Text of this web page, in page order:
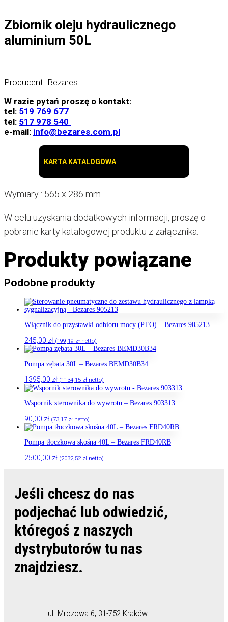
Zbiornik oleju hydraulicznego
aluminium 50L
Producent: Bezares
W razie pytań proszę o kontakt:
tel: 519 769 677
tel: 517 978 540
e-mail: info@bezares.com.pl
KARTA KATALOGOWA
Wymiary : 565 x 286 mm
W celu uzyskania dodatkowych informacji, proszę o
pobranie karty katalogowej produktu z załącznika.
Produkty powiązane
Podobne produkty
Włącznik do przystawki odbioru mocy (PTO) – Bezares 905213
245,00 zł (199,19 zł netto)
Pompa zębata 30L – Bezares BEMD30B34
1395,00 zł (1134,15 zł netto)
Wspornik sterownika do wywrotu – Bezares 903313
90,00 zł (73,17 zł netto)
Pompa tłoczkowa skośna 40L – Bezares FRD40RB
2500,00 zł (2032,52 zł netto)
Jeśli chcesz do nas
podjechać lub odwiedzić,
któregoś z naszych
dystrybutorów tu nas
znajdziesz.
ul. Mrozowa 6, 31-752 Kraków